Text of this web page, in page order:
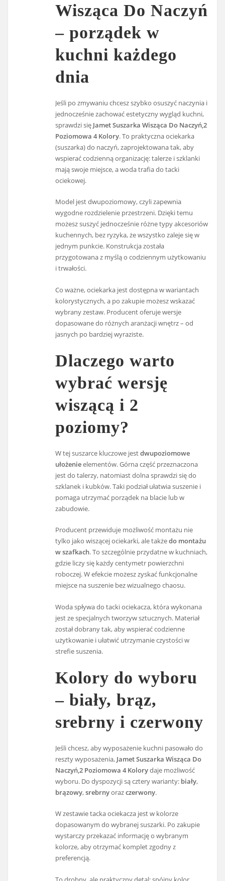
Wisząca Do Naczyń
– porządek w
kuchni każdego
dnia
Jeśli po zmywaniu chcesz szybko osuszyć naczynia i
jednocześnie zachować estetyczny wygląd kuchni,
sprawdzi się Jamet Suszarka Wisząca Do Naczyń,2
Poziomowa 4 Kolory. To praktyczna ociekarka
(suszarka) do naczyń, zaprojektowana tak, aby
wspierać codzienną organizację: talerze i szklanki
mają swoje miejsce, a woda trafia do tacki
ociekowej.
Model jest dwupoziomowy, czyli zapewnia
wygodne rozdzielenie przestrzeni. Dzięki temu
możesz suszyć jednocześnie różne typy akcesoriów
kuchennych, bez ryzyka, że wszystko zaleje się w
jednym punkcie. Konstrukcja została
przygotowana z myślą o codziennym użytkowaniu
i trwałości.
Co ważne, ociekarka jest dostępna w wariantach
kolorystycznych, a po zakupie możesz wskazać
wybrany zestaw. Producent oferuje wersje
dopasowane do różnych aranżacji wnętrz – od
jasnych po bardziej wyraziste.
Dlaczego warto
wybrać wersję
wiszącą i 2
poziomy?
W tej suszarce kluczowe jestdwupoziomowe
ułożenieelementów. Górna część przeznaczona
jest do talerzy, natomiast dolna sprawdzi się do
szklanek i kubków. Taki podział ułatwia suszenie i
pomaga utrzymać porządek na blacie lub w
zabudowie.
Producent przewiduje możliwość montażu nie
tylko jako wiszącej ociekarki, ale takżedo montażu
w szafkach. To szczególnie przydatne w kuchniach,
gdzie liczy się każdy centymetr powierzchni
roboczej. W efekcie możesz zyskać funkcjonalne
miejsce na suszenie bez wizualnego chaosu.
Woda spływa do tacki ociekacza, która wykonana
jest ze specjalnych tworzyw sztucznych. Materiał
został dobrany tak, aby wspierać codzienne
użytkowanie i ułatwić utrzymanie czystości w
strefie suszenia.
Kolory do wyboru
– biały, brąz,
srebrny i czerwony
Jeśli chcesz, aby wyposażenie kuchni pasowało do
reszty wyposażenia, Jamet Suszarka Wisząca Do
Naczyń,2 Poziomowa 4 Kolorydaje możliwość
wyboru. Do dyspozycji są cztery warianty: biały,
brązowy,srebrnyorazczerwony.
W zestawie tacka ociekacza jest w kolorze
dopasowanym do wybranej suszarki. Po zakupie
wystarczy przekazać informację o wybranym
kolorze, aby otrzymać komplet zgodny z
preferencją.